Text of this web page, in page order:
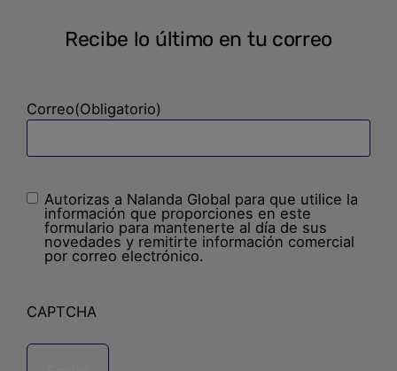
Recibe lo último en tu correo
Correo(Obligatorio)
Sin
nombre(Obligatorio)
Autorizas a Nalanda Global para que utilice la
información que proporciones en este
formulario para mantenerte al día de sus
novedades y remitirte información comercial
por correo electrónico.
CAPTCHA